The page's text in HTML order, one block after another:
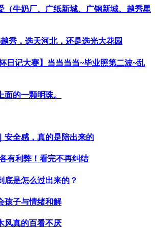
（牛奶厂、广纸新城、广钢新城、越秀星
秀，选天河北，还是选光大花园
日记大赛】当当当当~毕业照第二波~乱
的一颗明珠。
安全感，真的是陪出来的
有利弊！看完不再纠结
底是怎么过出来的？
孩子与情绪和解
风真的百看不厌